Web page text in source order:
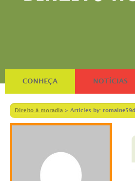
CONHEÇA NOTÍCIAS
Direito à moradia > Articles by: romaine59d